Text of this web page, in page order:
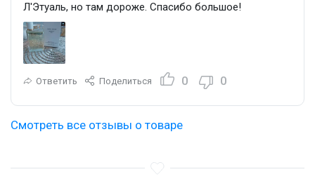
Л'Этуаль, но там дороже. Спасибо большое!
Ответить Поделиться 0 0
Смотреть все отзывы о товаре